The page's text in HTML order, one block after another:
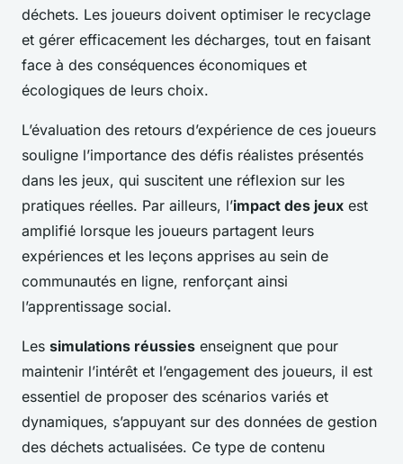
déchets. Les joueurs doivent optimiser le recyclage
et gérer efficacement les décharges, tout en faisant
face à des conséquences économiques et
écologiques de leurs choix.
L’évaluation des retours d’expérience de ces joueurs
souligne l’importance des défis réalistes présentés
dans les jeux, qui suscitent une réflexion sur les
pratiques réelles. Par ailleurs, l’impact des jeux est
amplifié lorsque les joueurs partagent leurs
expériences et les leçons apprises au sein de
communautés en ligne, renforçant ainsi
l’apprentissage social.
Les simulations réussies enseignent que pour
maintenir l’intérêt et l’engagement des joueurs, il est
essentiel de proposer des scénarios variés et
dynamiques, s’appuyant sur des données de gestion
des déchets actualisées. Ce type de contenu